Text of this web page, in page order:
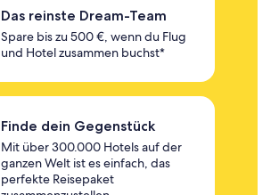
Das reinste Dream-Team
Spare bis zu 500 €, wenn du Flug
und Hotel zusammen buchst*
Finde dein Gegenstück
Mit über 300.000 Hotels auf der
ganzen Welt ist es einfach, das
perfekte Reisepaket